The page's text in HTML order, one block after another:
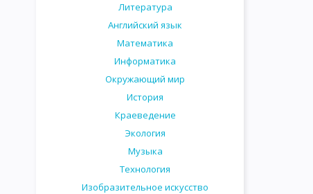
Литература
Английский язык
Математика
Информатика
Окружающий мир
История
Краеведение
Экология
Музыка
Технология
Изобразительное искусство